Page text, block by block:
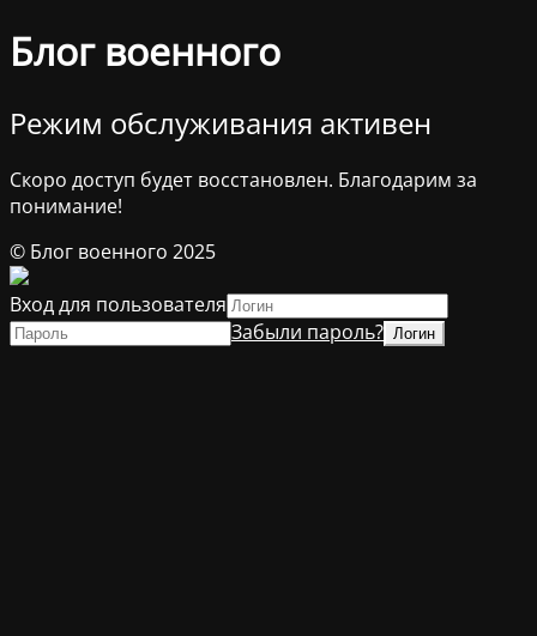
Блог военного
Режим обслуживания активен
Скоро доступ будет восстановлен. Благодарим за
понимание!
© Блог военного 2025
Вход для пользователя
Забыли пароль?